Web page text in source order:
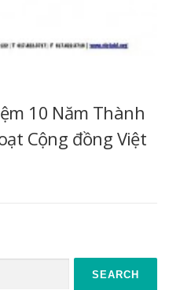
10 Năm Thành
Cộng đồng Việt